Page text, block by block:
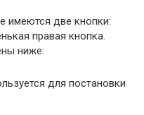
имеются две кнопки:
правая кнопка.
ниже:
для постановки